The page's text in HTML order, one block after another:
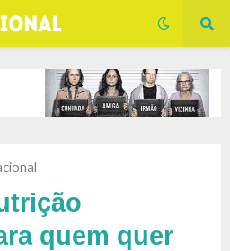
quem quer